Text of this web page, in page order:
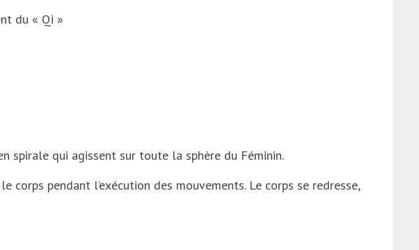
du « Qi »
spirale qui agissent sur toute la sphère du Féminin.
pendant l’exécution des mouvements. Le corps se redresse,